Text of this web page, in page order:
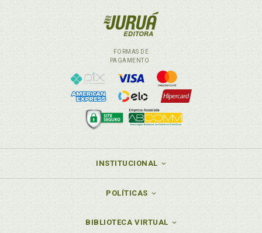
FORMAS DE
PAGAMENTO
INSTITUCIONAL
POLÍTICAS
BIBLIOTECA VIRTUAL